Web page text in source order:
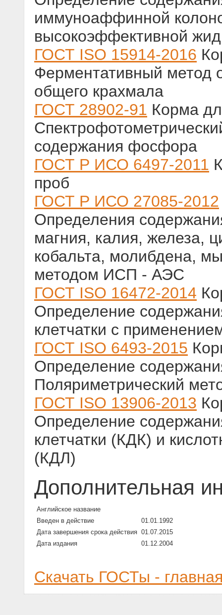
иммуноаффинной
высокоэффективной
ГОСТ ISO 15914-2016
Ферментативный метод
общего крахмала
ГОСТ 28902-91 Корма
содержания фосфора
ГОСТ Р ИСО 6497-2011
проб
ГОСТ Р ИСО 27085-2012
Определения
магния, калия, железа,
кобальта, молибдена,
методом ИСП - АЭС
ГОСТ ISO 16472-2014
Определение
клетчатки с
ГОСТ ISO 6493-2015
Определение
Поляриметрический
ГОСТ ISO 13906-2013
Определение
клетчатки (КДК) и
(КДЛ)
Дополнительная
Английское название
Введен в действие
01.01.1992
Дата завершения срока действия 01.07.2015
Дата издания
01.12.2004
Скачать ГОСТы -